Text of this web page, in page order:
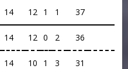
14 12 1 1 37
14 12 0 2 36
14 10 1 3 31